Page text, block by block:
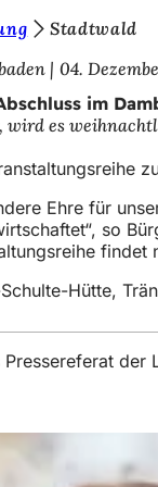
Stadtwald
04.
im
es
Ehre für
so
Hütte,